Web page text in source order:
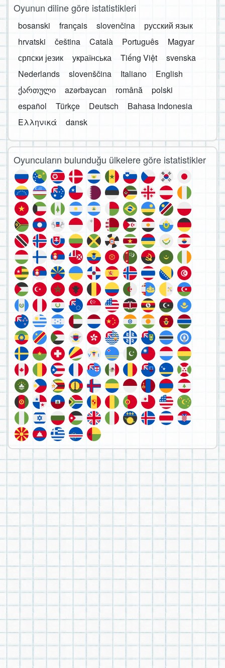
Oyunun diline göre istatistikleri
bosanski français slovenčina
русский язык
hrvatski
čeština Català Português
Magyar
српски језик
українська Tiếng Việt
svenska
Nederlands
slovenščina Italiano
English
ქართული
azərbaycan română
polski
español
Türkçe Deutsch
Bahasa Indonesia
Ελληνικά
dansk
Oyuncuların bulunduğu ülkelere göre istatistikler